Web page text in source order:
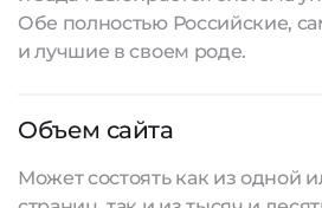
Обе полностью Российские,
и лучшие в своем роде.
Объем сайта
Может состоять как из одной